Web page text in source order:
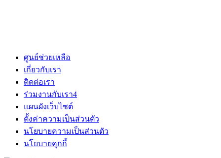
ศูนย์ช่วยเหลือ
เกี่ยวกับเรา
ติดต่อเรา
ร่วมงานกับเรา4
แผนผังเว็บไซต์
ตั้งค่าความเป็นส่วนตัว
นโยบายความเป็นส่วนตัว
นโยบายคุกกี้